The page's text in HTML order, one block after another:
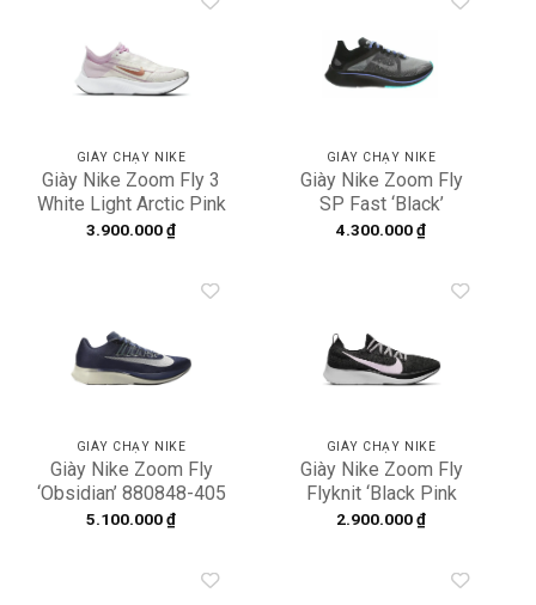
wishlist
GIÀY CHẠY NIKE
Giày Nike Zoom Fly 3
White Light Arctic Pink
Bronze AT8241-103
3.900.000₫
Add to
wishlist
GIÀY CHẠY NIKE
Giày Nike Zoom Fly
SP Fast ‘Black’
BV0389-001
4.300.000₫
wishlist
GIÀY CHẠY NIKE
Giày Nike Zoom Fly
‘Obsidian’ 880848-405
5.100.000₫
wishlist
GIÀY CHẠY NIKE
Giày Nike Zoom Fly
Flyknit ‘Black Pink
Foam’ AR4562-001
2.900.000₫